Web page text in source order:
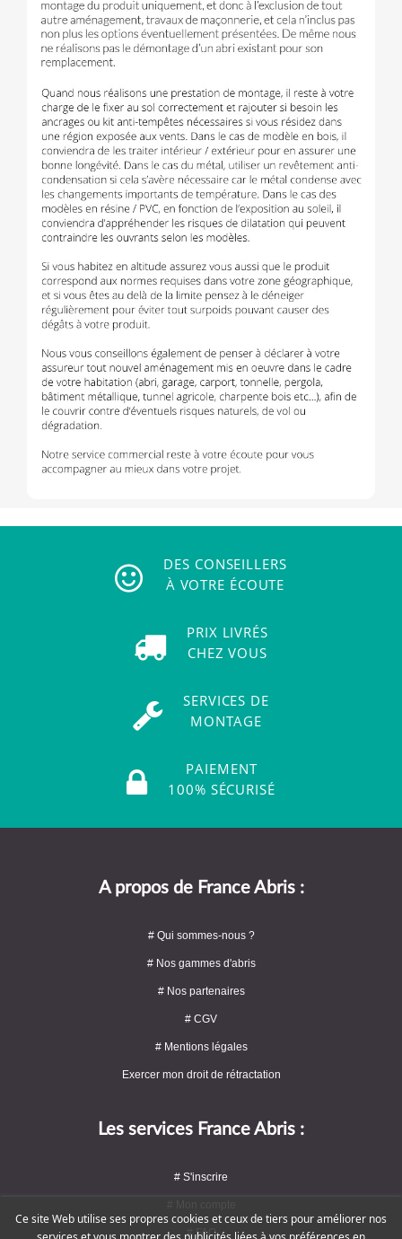
DES CONSEILLERS
À VOTRE ÉCOUTE
PRIX LIVRÉS
CHEZ VOUS
SERVICES DE
MONTAGE
PAIEMENT
100% SÉCURISÉ
A propos de France Abris :
# Qui sommes-nous ?
# Nos gammes d'abris
# Nos partenaires
# CGV
# Mentions légales
Exercer mon droit de rétractation
Les services France Abris :
# S'inscrire
# FAQ
Ce site Web utilise ses propres cookies et ceux de tiers pour améliorer nos